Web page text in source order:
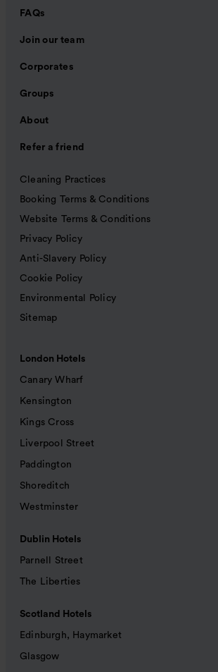
FAQs
Join our team
Corporates
Groups
About
Refer a friend
Cleaning Practices
Booking Terms & Conditions
Website Terms & Conditions
Privacy Policy
Anti-Slavery Policy
Cookie Policy
Environmental Policy
Sitemap
London Hotels
Canary Wharf
Kensington
Kings Cross
Liverpool Street
Paddington
Shoreditch
Westminster
Dublin Hotels
Parnell Street
The Liberties
Scotland Hotels
Edinburgh, Haymarket
Glasgow